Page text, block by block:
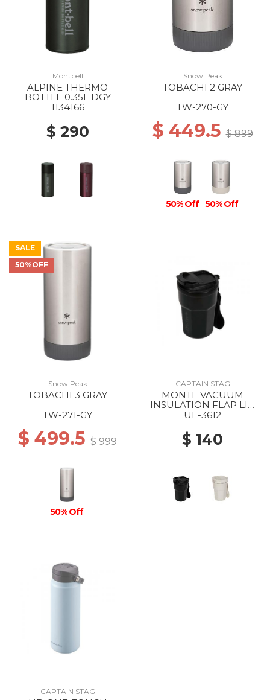
Montbell
ALPINE THERMO
BOTTLE 0.35L DGY
1134166
$ 290
Snow Peak
TOBACHI 2 GRAY
TW-270-GY
$ 449.5$ 899
50% Off 50% Off
SALE
50%OFF
Snow Peak
TOBACHI 3 GRAY
TW-271-GY
$ 499.5 $ 999
50% Off
CAPTAIN STAG
MONTE VACUUM
INSULATION FLAP LID
TUMBLER 350 BLACK
UE-3612
$ 140
CAPTAIN STAG